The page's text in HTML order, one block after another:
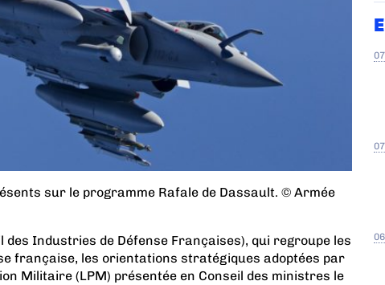
sur le programme Rafale de Dassault. © Armée
des Industries de Défense Françaises), qui regroupe les
française, les orientations stratégiques adoptées par
Militaire (LPM) présentée en Conseil des ministres le